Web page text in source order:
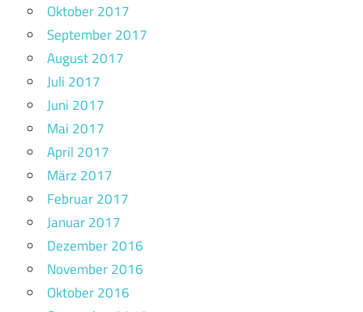
Oktober 2017
September 2017
August 2017
Juli 2017
Juni 2017
Mai 2017
April 2017
März 2017
Februar 2017
Januar 2017
Dezember 2016
November 2016
Oktober 2016